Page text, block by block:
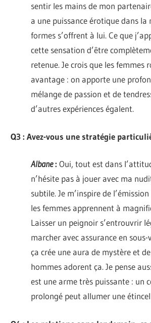
sentir les mains de mon
a une puissance érotique dans la
formes s’offrent à lui. Ce que
cette sensation d’être
retenue. Je crois que les femmes
avantage : on apporte une
mélange de passion et de
d’autres expériences égalent.
Q3 : Avez-vous une stratégie
Albane: Oui, tout est dans
n’hésite pas à jouer avec ma
subtile. Je m’inspire de l’émission
les femmes apprennent à
Laisser un peignoir s’entrouvrir
marcher avec assurance en
ça crée une aura de mystère et
hommes adorent ça. Je pense
est une arme très puissante : un
prolongé peut allumer une